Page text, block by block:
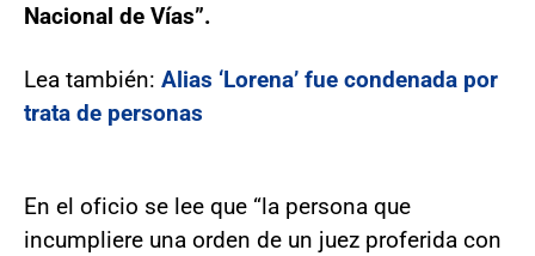
Nacional de Vías”.
Lea también: Alias ‘Lorena’ fue condenada por
trata de personas
En el oficio se lee que “la persona que
incumpliere una orden de un juez proferida con